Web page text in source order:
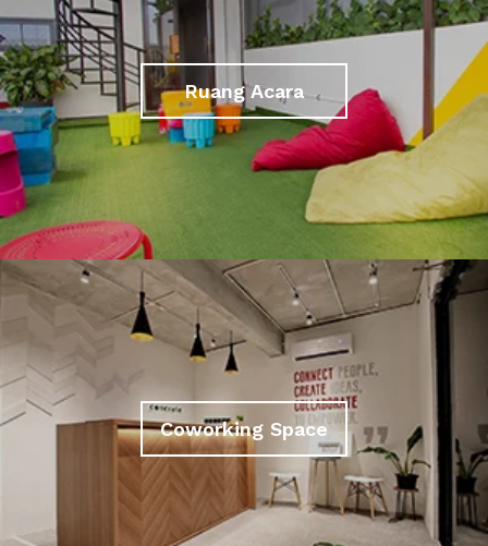
Ruang Acara
Coworking Space